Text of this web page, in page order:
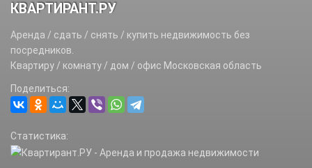
КВАРТИРАНТ.РУ
Аренда / сдать / снять / купить недвижимость без
посредников.
Квартиру / комнату / дом / офис Московская область
Поделиться:
Статистика: